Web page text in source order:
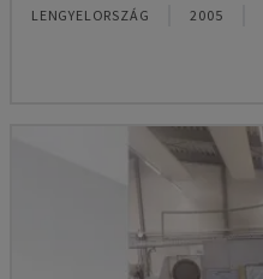
LENGYELORSZÁG 2005